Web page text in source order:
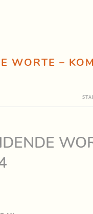
WORTE –